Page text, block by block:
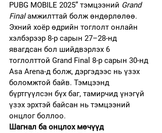
PUBG MOBILE 2025” тэмцээний Grand
Final амжилттай болж өндөрлөлөө.
Эхний хоёр өдрийн тоглолт онлайн
хэлбэрээр 8-р сарын 27–28-нд
явагдсан бол шийдвэрлэх 6
тоглолттой Grand Final 8-р сарын 30-нд
Asa Arena-д болж, дэргэдээс нь үзэх
боломжтой байв. Тэмцээнд
бүртгүүлсэн бүх баг, тамирчид үнэгүй
үзэх эрхтэй байсан нь тэмцээний
онцлог боллоо.
Шагнал ба онцлох мөчүүд